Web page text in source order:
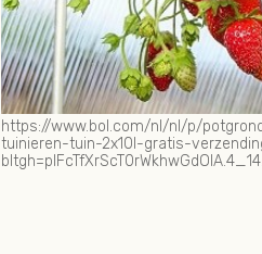
https://www.bol.com/nl/nl/p/
tuinieren-tuin-2x10l-gratis-